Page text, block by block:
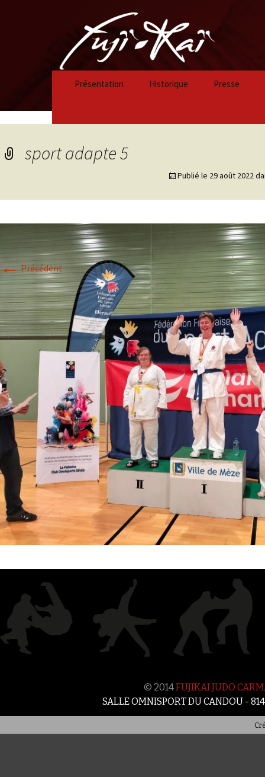
Présentation Historique
Historique 2018/2019
Historique 2017-2018
Historique 2016-2017
Historique 2015-2016
Presse
sport adapte 5
Publié le 29 août 2022
←Précédent
© 2014FUJIKAI JUDO
SALLE OMNISPORT DU CANDOU -